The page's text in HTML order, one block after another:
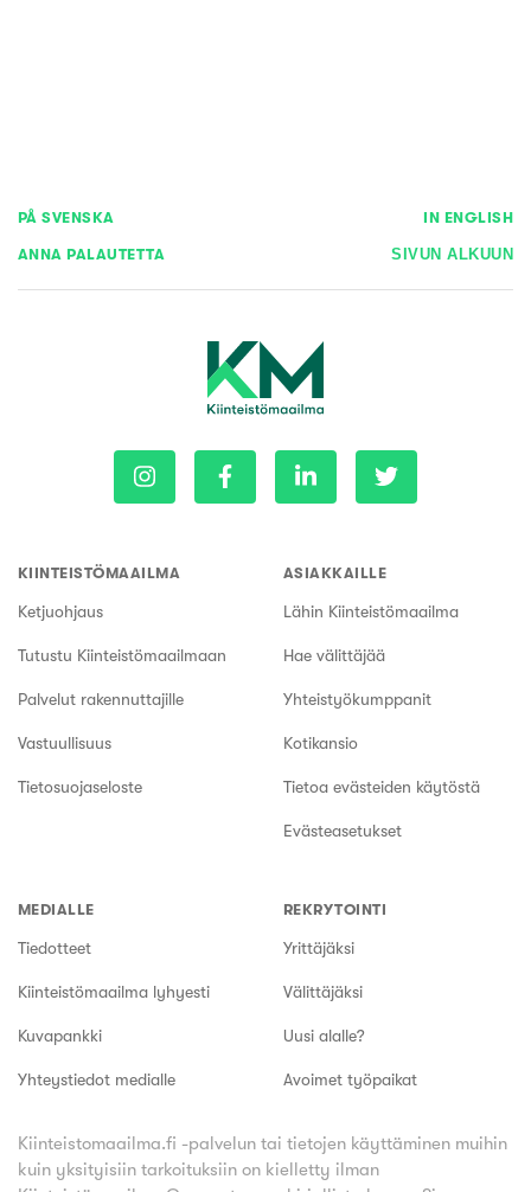
PÅ SVENSKA IN ENGLISH
ANNA PALAUTETTA SIVUN ALKUUN
KIINTEISTÖMAAILMA
Ketjuohjaus
Tutustu Kiinteistömaailmaan
Palvelut rakennuttajille
Vastuullisuus
Tietosuojaseloste
ASIAKKAILLE
Lähin Kiinteistömaailma
Hae välittäjää
Yhteistyökumppanit
Kotikansio
Tietoa evästeiden käytöstä
Evästeasetukset
MEDIALLE
Tiedotteet
Kiinteistömaailma lyhyesti
Kuvapankki
Yhteystiedot medialle
REKRYTOINTI
Yrittäjäksi
Välittäjäksi
Uusi alalle?
Avoimet työpaikat
Kiinteistomaailma.fi -palvelun tai tietojen käyttäminen muihin
kuin yksityisiin tarkoituksiin on kielletty ilman